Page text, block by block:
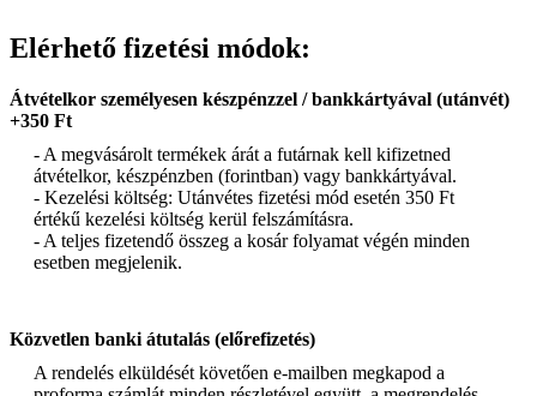
Elérhető fizetési módok:
Átvételkor személyesen készpénzzel / bankkártyával (utánvét)
+350 Ft
- A megvásárolt termékek árát a futárnak kell kifizetned
átvételkor, készpénzben (forintban) vagy bankkártyával.
- Kezelési költség: Utánvétes fizetési mód esetén 350 Ft
értékű kezelési költség kerül felszámításra.
- A teljes fizetendő összeg a kosár folyamat végén minden
esetben megjelenik.
Közvetlen banki átutalás (előrefizetés)
A rendelés elküldését követően e-mailben megkapod a